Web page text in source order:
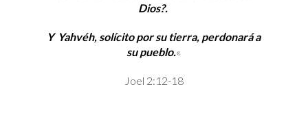
Dios?.
Y Yahvéh, solícito por su tierra, perdonará a
su pueblo.«
Joel 2:12-18